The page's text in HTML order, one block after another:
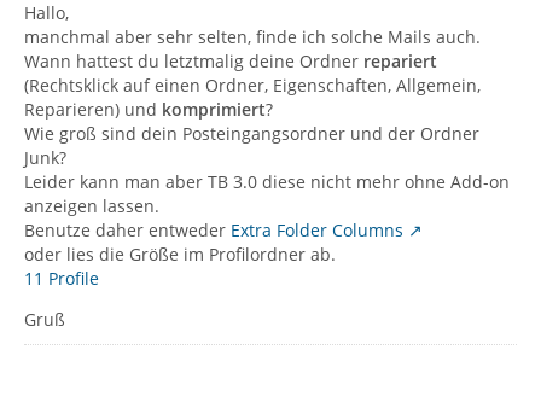
Hallo,
manchmal aber sehr selten, finde ich solche Mails auch.
Wann hattest du letztmalig deine Ordner repariert
(Rechtsklick auf einen Ordner, Eigenschaften, Allgemein,
Reparieren) und komprimiert?
Wie groß sind dein Posteingangsordner und der Ordner
Junk?
Leider kann man aber TB 3.0 diese nicht mehr ohne Add-on
anzeigen lassen.
Benutze daher entweder Extra Folder Columns
oder lies die Größe im Profilordner ab.
11 Profile
Gruß